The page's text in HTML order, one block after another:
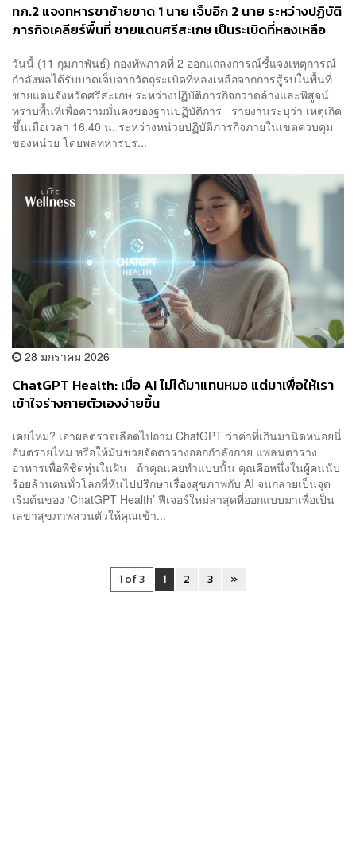
ทภ.2 แจงทหารขาซ้ายขาด 1 นาย เจ็บอีก 2 นาย ระหว่างปฏิบัติ
ภารกิจเคลียร์พื้นที่ ชายแดนศรีสะเกษ เป็นระเบิดที่หลงเหลือ
วันนี้ (11 กุมภาพันธ์) กองทัพภาคที่ 2 ออกแถลงการณ์ชี้แจงเหตุการณ์
กำลังพลได้รับบาดเจ็บจากวัตถุระเบิดที่หลงเหลือจากการสู้รบในพื้นที่
ชายแดนจังหวัดศรีสะเกษ ระหว่างปฏิบัติภารกิจกวาดล้างและพิสูจน์
ทราบพื้นที่เพื่อความมั่นคงของฐานปฏิบัติการ รายงานระบุว่า เหตุเกิด
ขึ้นเมื่อเวลา 16.40 น. ระหว่างหน่วยปฏิบัติภารกิจภายในเขตควบคุม
ของหน่วย โดยพลทหารปร...
28 มกราคม 2026
ChatGPT Health: เมื่อ AI ไม่ได้มาแทนหมอ แต่มาเพื่อให้เรา
เข้าใจร่างกายตัวเองง่ายขึ้น
เคยไหม? เอาผลตรวจเลือดไปถาม ChatGPT ว่าค่าที่เกินมานิดหน่อยนี่
อันตรายไหม หรือให้มันช่วยจัดตารางออกกำลังกาย แพลนตาราง
อาหารเพื่อพิชิตหุ่นในฝัน ถ้าคุณเคยทำแบบนั้น คุณคือหนึ่งในผู้คนนับ
ร้อยล้านคนทั่วโลกที่หันไปปรึกษาเรื่องสุขภาพกับ AI จนกลายเป็นจุด
เริ่มต้นของ ‘ChatGPT Health’ ฟีเจอร์ใหม่ล่าสุดที่ออกแบบมาเพื่อเป็น
เลขาสุขภาพส่วนตัวให้คุณเข้า...
1 of 3 1 2 3 »